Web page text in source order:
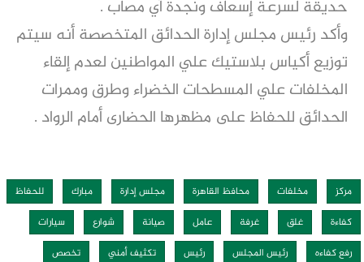
حديقة لسرعة إسعاف ونجدة أي مصاب .
وأكد رئيس مجلس إدارة الحدائق المتخصصة أنه سيتم
توزيع أكياس بلاستيك علي المواطنين لعدم إلقاء
المخلفات علي المسطحات الخضراء وطرق وممرات
الحدائق للحفاظ على مظهرها الحضارى أمام الرواد .
مركز مخلفات محافظ القاهرة مجلس إدارة مبارك
للحفاظ
كفاءة
غلق غرفة عامل صيانة شوارع
سيارات
رفع كفاءه
رئيس المجلس رئيس تكثيف أمني تخصص